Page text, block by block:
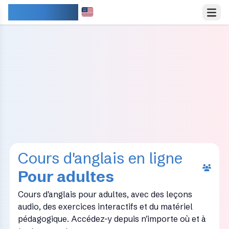
Cours d'anglais en ligne
Pour adultes
Cours d'anglais pour adultes, avec des leçons
audio, des exercices interactifs et du matériel
pédagogique. Accédez-y depuis n'importe où et à